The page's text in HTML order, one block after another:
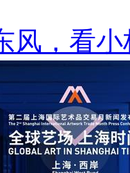
风，看